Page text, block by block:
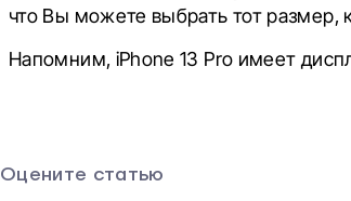
что Вы можете выбрать тот размер,
Напомним, iPhone 13 Pro имеет
Оцените статью